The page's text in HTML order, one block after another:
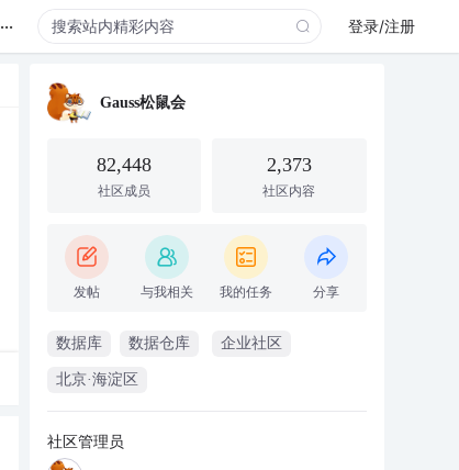
... 登录/注册
Gauss松鼠会
82,448
社区成员
2,373
社区内容
发帖 与我相关 我的任务 分享
数据库 数据仓库 企业社区
北京·海淀区
社区管理员